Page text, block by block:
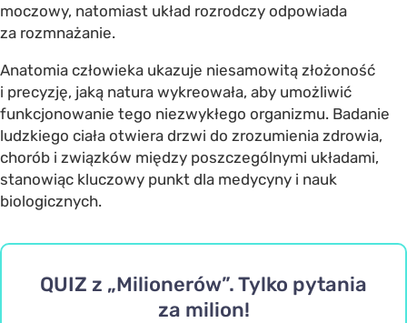
moczowy, natomiast układ rozrodczy odpowiada
za rozmnażanie.
Anatomia człowieka ukazuje niesamowitą złożoność
i precyzję, jaką natura wykreowała, aby umożliwić
funkcjonowanie tego niezwykłego organizmu. Badanie
ludzkiego ciała otwiera drzwi do zrozumienia zdrowia,
chorób i związków między poszczególnymi układami,
stanowiąc kluczowy punkt dla medycyny i nauk
biologicznych.
QUIZ z „Milionerów”. Tylko pytania
za milion!